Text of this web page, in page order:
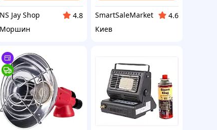
NS Jay Shop
4.8
Моршин
SmartSaleMarket
4.6
Киев